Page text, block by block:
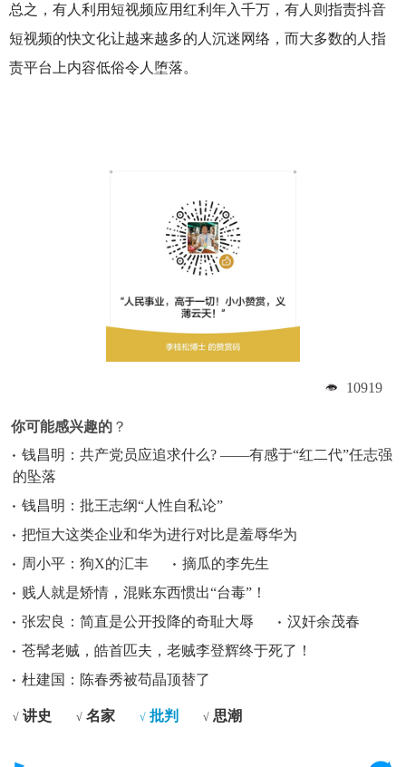
总之，有人利用短视频应用红利年入千万，有人则指责抖音
短视频的快文化让越来越多的人沉迷网络，而大多数的人指
责平台上内容低俗令人堕落。
10919
你可能感兴趣的 ？
钱昌明：共产党员应追求什么? ——有感于“红二代”任志强
的坠落
钱昌明：批王志纲“人性自私论”
把恒大这类企业和华为进行对比是羞辱华为
周小平：狗X的汇丰
摘瓜的李先生
贱人就是矫情，混账东西惯出“台毒”！
张宏良：简直是公开投降的奇耻大辱
汉奸余茂春
苍髯老贼，皓首匹夫，老贼李登辉终于死了！
杜建国：陈春秀被苟晶顶替了
√ 讲史 √ 名家 √ 批判 √ 思潮